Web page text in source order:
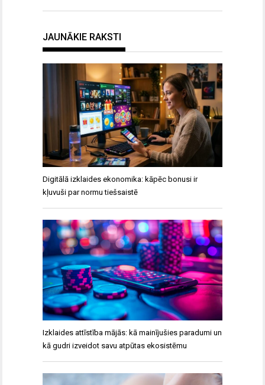
JAUNĀKIE RAKSTI
Digitālā izklaides ekonomika: kāpēc bonusi ir
kļuvuši par normu tiešsaistē
Izklaides attīstība mājās: kā mainījušies paradumi un
kā gudri izveidot savu atpūtas ekosistēmu